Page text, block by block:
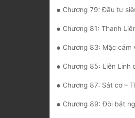
Chương 79: Đầu tư
Chương 81: Thanh
Chương 83: Mặc cảm
Chương 85: Liên Linh
Chương 87: Sát cơ –
Chương 89: Đòi bắt